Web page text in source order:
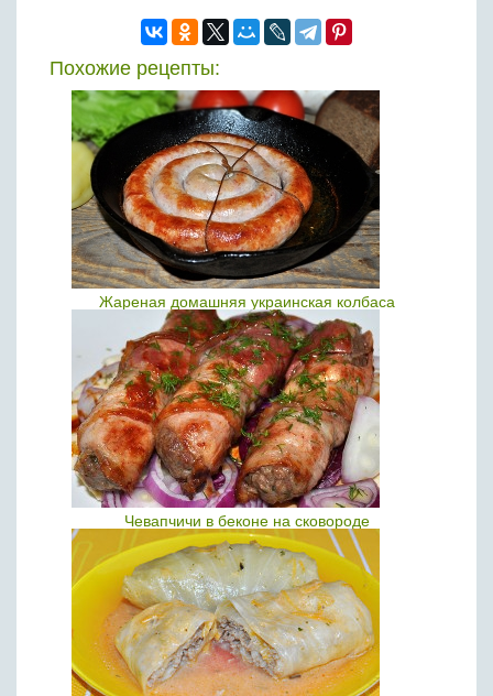
Похожие рецепты:
Жареная домашняя украинская колбаса
Чевапчичи в беконе на сковороде